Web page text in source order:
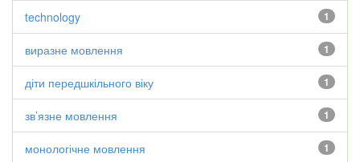
1
technology
1
виразне мовлення
1
діти передшкільного віку
1
зв’язне мовлення
1
монологічне мовлення